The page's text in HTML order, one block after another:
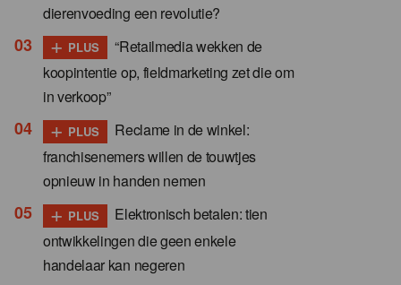
dierenvoeding een revolutie?
+ PLUS
“Retailmedia wekken de
koopintentie op, fieldmarketing zet die om
in verkoop”
+ PLUS
Reclame in de winkel:
franchisenemers willen de touwtjes
opnieuw in handen nemen
+ PLUS
Elektronisch betalen: tien
ontwikkelingen die geen enkele
handelaar kan negeren